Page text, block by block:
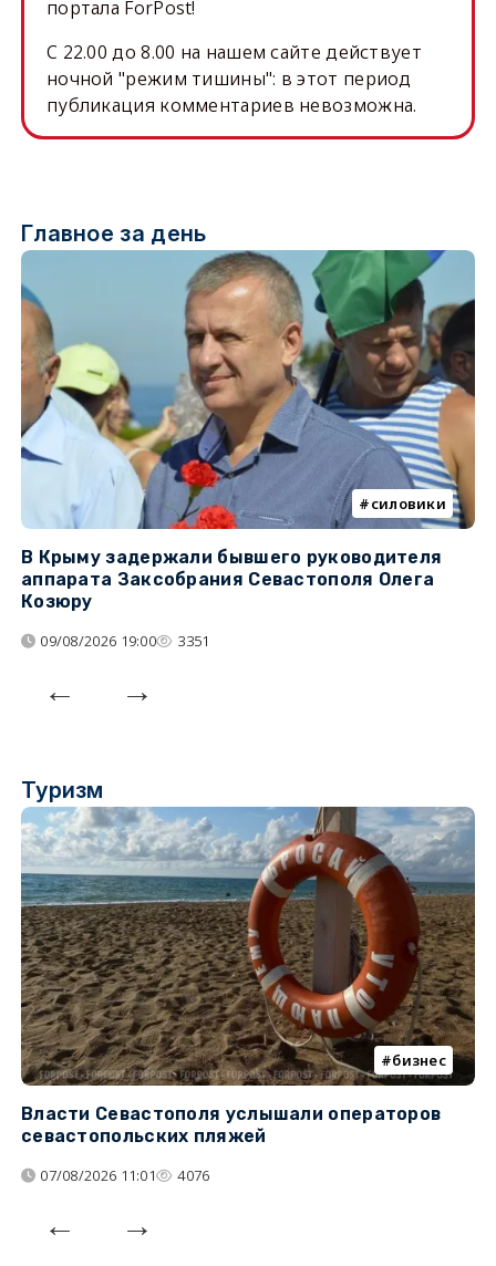
портала ForPost!
C 22.00 до 8.00 на нашем сайте действует
ночной "режим тишины": в этот период
публикация комментариев невозможна.
Главное за день
силовики
В Крыму задержали бывшего руководителя
аппарата Заксобрания Севастополя Олега
Козюру
09/08/2026 19:00 3351
Туризм
бизнес
Власти Севастополя услышали операторов
севастопольских пляжей
07/08/2026 11:01 4076